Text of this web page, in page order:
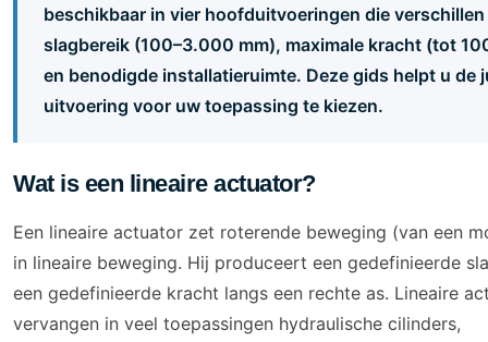
beschikbaar in vier hoofduitvoeringen die
slagbereik (100–3.000 mm), maximale kracht (tot
en benodigde installatieruimte. Deze gids helpt u de
uitvoering voor uw toepassing te kiezen.
Wat is een lineaire actuator?
Een lineaire actuator zet roterende beweging (van een
in lineaire beweging. Hij produceert een gedefinieerde
een gedefinieerde kracht langs een rechte as. Lineaire
vervangen in veel toepassingen hydraulische cilinders,